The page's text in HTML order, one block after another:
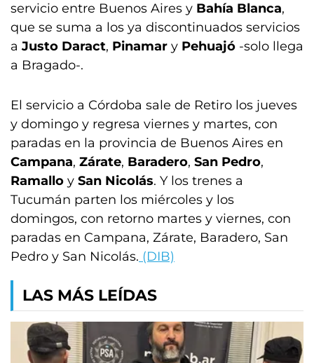
servicio entre Buenos Aires y Bahía Blanca,
que se suma a los ya discontinuados servicios
a Justo Daract, Pinamar y Pehuajó -solo llega
a Bragado-.
El servicio a Córdoba sale de Retiro los jueves
y domingo y regresa viernes y martes, con
paradas en la provincia de Buenos Aires en
Campana, Zárate, Baradero, San Pedro,
Ramallo y San Nicolás. Y los trenes a
Tucumán parten los miércoles y los
domingos, con retorno martes y viernes, con
paradas en Campana, Zárate, Baradero, San
Pedro y San Nicolás. (DIB)
LAS MÁS LEÍDAS